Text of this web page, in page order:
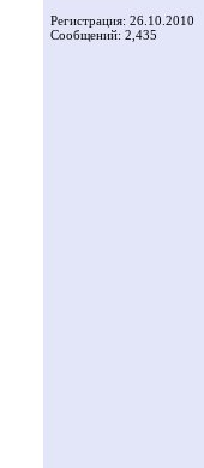
Регистрация: 26.10.2010
Сообщений: 2,435